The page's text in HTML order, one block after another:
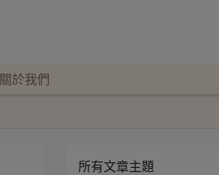
關於我們
所有文章主題